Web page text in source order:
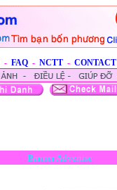
- FAQ - NCTT - CONTACT
Banner Advertise